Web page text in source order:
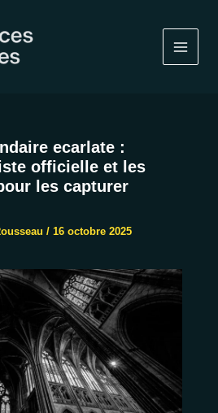
ecarlate :
officielle et les
les capturer
/ 16 octobre 2025